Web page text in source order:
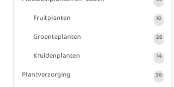
Fruitplanten 10
Groenteplanten 28
Kruidenplanten 14
Plantverzorging 30